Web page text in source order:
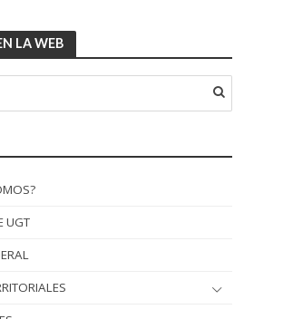
LA WEB
UGT